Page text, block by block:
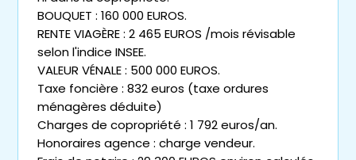
BOUQUET : 160 000 EUROS.
RENTE VIAGÈRE : 2 465 EUROS /mois révisable
selon l'indice INSEE.
VALEUR VÉNALE : 500 000 EUROS.
Taxe foncière : 832 euros (taxe ordures
ménagères déduite)
Charges de copropriété : 1 792 euros/an.
Honoraires agence : charge vendeur.